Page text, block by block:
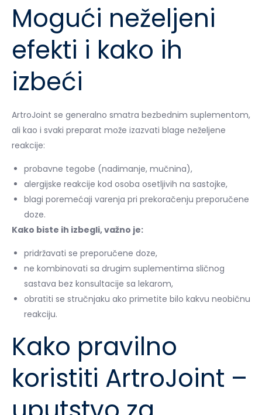
Mogući neželjeni
efekti i kako ih
izbeći
ArtroJoint se generalno smatra bezbednim suplementom,
ali kao i svaki preparat može izazvati blage neželjene
reakcije:
probavne tegobe (nadimanje, mučnina),
alergijske reakcije kod osoba osetljivih na sastojke,
blagi poremećaji varenja pri prekoračenju preporučene
doze.
Kako biste ih izbegli, važno je:
pridržavati se preporučene doze,
ne kombinovati sa drugim suplementima sličnog
sastava bez konsultacije sa lekarom,
obratiti se stručnjaku ako primetite bilo kakvu neobičnu
reakciju.
Kako pravilno
koristiti ArtroJoint –